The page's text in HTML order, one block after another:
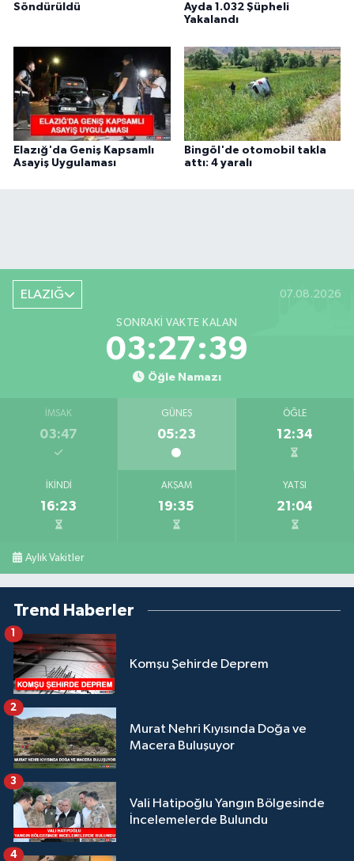
Söndürüldü
Ayda 1.032 Şüpheli
Yakalandı
Elazığ'da Geniş Kapsamlı
Asayiş Uygulaması
Bingöl'de otomobil takla
attı: 4 yaralı
ELAZIĞ 07.08.2026
SONRAKI VAKTE KALAN
03:27:39
Öğle Namazı
İMSAK
03:47
GÜNEŞ
05:23
ÖĞLE
12:34
İKINDI
16:23
AKŞAM
19:35
YATSI
21:04
Aylık Vakitler
Trend Haberler
Komşu Şehirde Deprem
1
Murat Nehri Kıyısında Doğa ve
Macera Buluşuyor
2
Vali Hatipoğlu Yangın Bölgesinde
İncelemelerde Bulundu
3
4